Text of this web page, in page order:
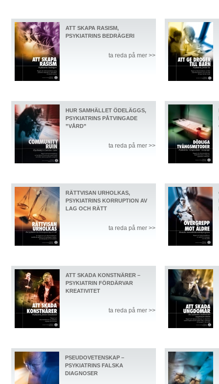
ATT SKAPA RASISM,
PSYKIATRINS BEDRÄGERI
ta reda på mer >>
HUR SAMHÄLLET ÖDELÄGGS,
PSYKIATRINS PÅTVINGADE
”VÅRD”
ta reda på mer >>
RÄTTVISAN URHOLKAS,
PSYKIATRINS KORRUPTION AV
LAG OCH RÄTT
ta reda på mer >>
ATT SKADA KONSTNÄRER –
PSYKIATRIN FÖRDÄRVAR
KREATIVITET
ta reda på mer >>
PSEUDOVETENSKAP –
PSYKIATRINS FALSKA
DIAGNOSER